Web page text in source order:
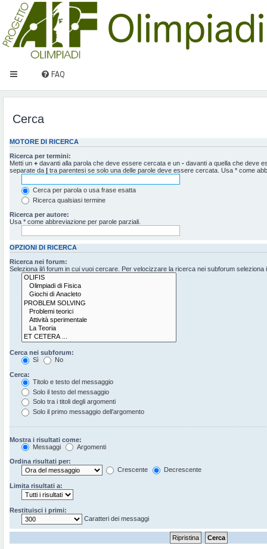
FAQ
Cerca
MOTORE DI RICERCA
Ricerca per termini:
Metti un + davanti alla parola che deve essere cercata e un - davanti a quella che deve
separate da
tra parentesi se solo una delle parole deve essere cercata. Usa * come
Cerca per parola o usa frase esatta
Ricerca qualsiasi termine
Ricerca per autore:
Usa * come abbreviazione per parole parziali.
OPZIONI DI RICERCA
Ricerca nei forum:
Seleziona il/i forum in cui vuoi cercare. Per velocizzare la ricerca nei subforum seleziona
Cerca nei subforum:
Sì
No
Cerca:
Titolo e testo del messaggio
Solo il testo del messaggio
Solo tra i titoli degli argomenti
Solo il primo messaggio dell’argomento
Mostra i risultati come:
Messaggi
Argomenti
Ordina risultati per:
Crescente
Decrescente
Limita risultati a:
Restituisci i primi:
Caratteri dei messaggi